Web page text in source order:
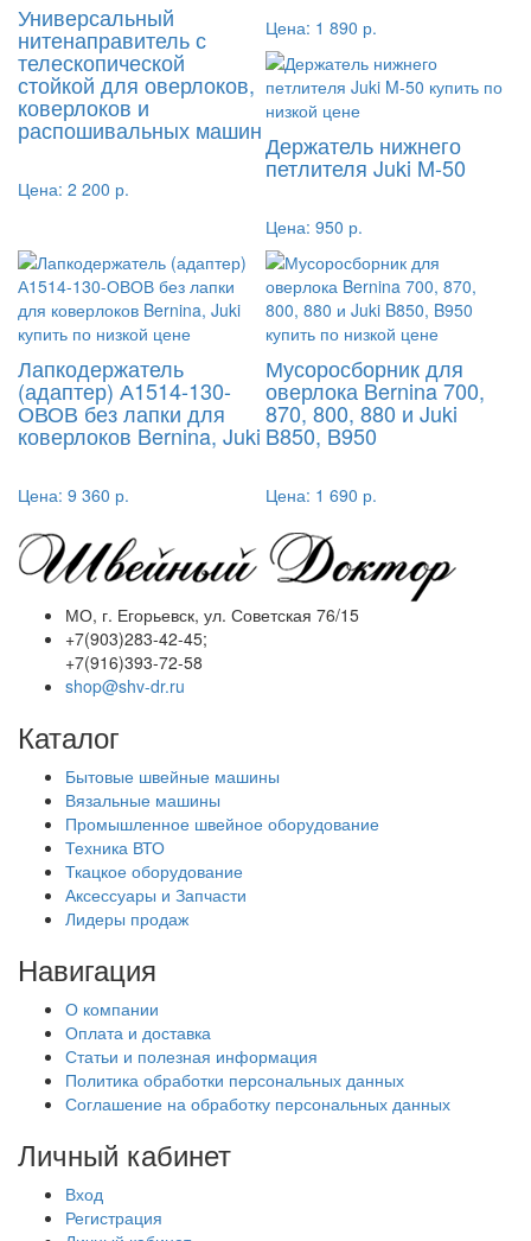
Универсальный
нитенаправитель с
телескопической
стойкой для оверлоков,
коверлоков и
распошивальных машин
Цена: 2 200 р.
Цена: 1 890 р.
Держатель нижнего
петлителя Juki M-50
Цена: 950 р.
Лапкодержатель
(адаптер) А1514-130-
ОВОВ без лапки для
коверлоков Bernina, Juki
Цена: 9 360 р.
Мусоросборник для
оверлока Bernina 700,
870, 800, 880 и Juki
B850, B950
Цена: 1 690 р.
МО, г. Егорьевск, ул. Советская 76/15
+7(903)283-42-45;
+7(916)393-72-58
shop@shv-dr.ru
Каталог
Бытовые швейные машины
Вязальные машины
Промышленное швейное оборудование
Техника ВТО
Ткацкое оборудование
Аксессуары и Запчасти
Лидеры продаж
Навигация
О компании
Оплата и доставка
Статьи и полезная информация
Политика обработки персональных данных
Соглашение на обработку персональных данных
Личный кабинет
Вход
Регистрация